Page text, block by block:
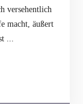
versehentlich
macht, äußert
...